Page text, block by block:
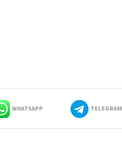
WHATSAPP TELEGRAM